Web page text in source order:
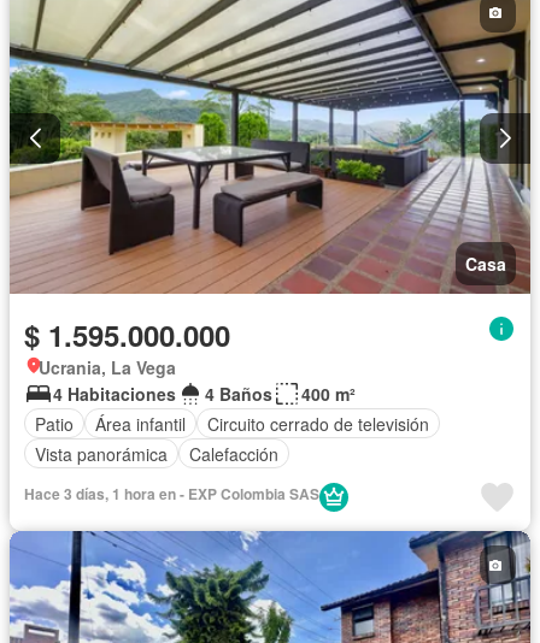
Casa
$ 1.595.000.000
Ucrania, La Vega
4 Habitaciones
4 Baños
400 m²
Patio
Área infantil
Circuito cerrado de televisión
Vista panorámica
Calefacción
Hace 3 días, 1 hora en - EXP Colombia SAS